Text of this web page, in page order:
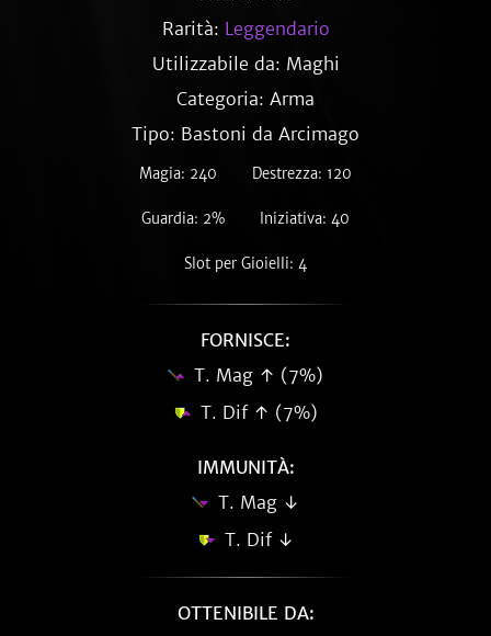
Rarità: Leggendario
Utilizzabile da: Maghi
Categoria: Arma
Tipo: Bastoni da Arcimago
Magia: 240 Destrezza: 120
Guardia: 2% Iniziativa: 40
Slot per Gioielli: 4
FORNISCE:
T. Mag ↑ (7%)
T. Dif ↑ (7%)
IMMUNITÀ:
T. Mag ↓
T. Dif ↓
OTTENIBILE DA: